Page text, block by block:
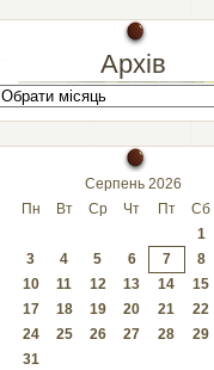
Архів
Серпень 2026
Пн
Вт Ср Чт Пт Сб
1
3
4 5 6 7 8
10
11 12 13 14 15
17
18 19 20 21 22
24
25 26 27 28 29
31